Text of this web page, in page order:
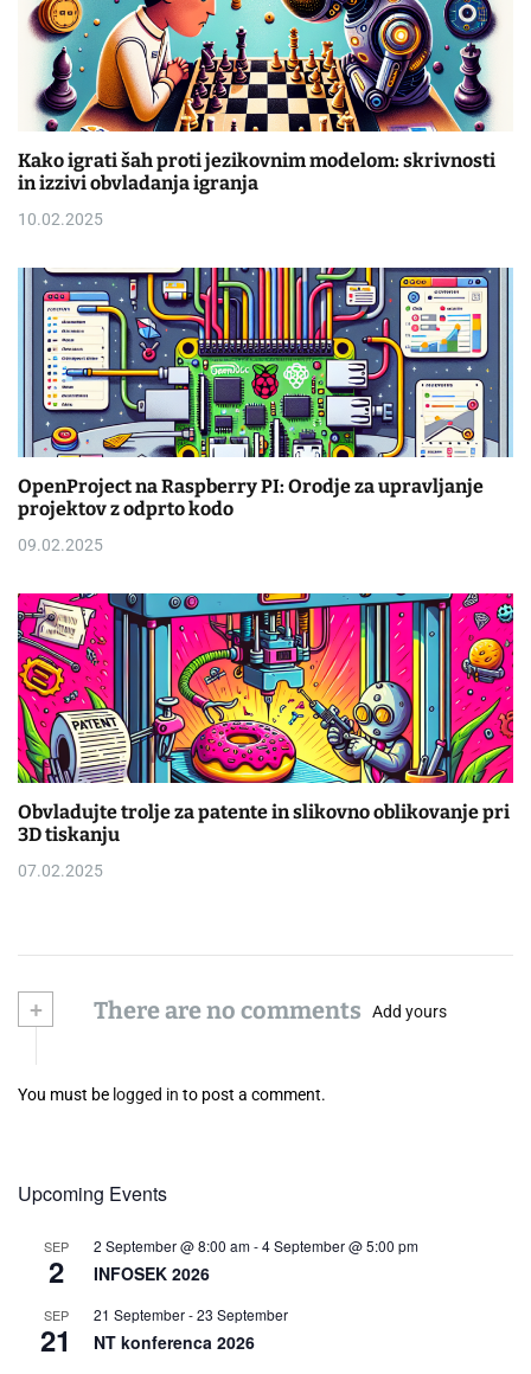
Kako igrati šah proti jezikovnim modelom: skrivnosti
in izzivi obvladanja igranja
10.02.2025
OpenProject na Raspberry PI: Orodje za upravljanje
projektov z odprto kodo
09.02.2025
Obvladujte trolje za patente in slikovno oblikovanje pri
3D tiskanju
07.02.2025
+ There are no comments Add yours
You must be logged in to post a comment.
Upcoming Events
SEP
2
2 September @ 8:00 am-4 September @ 5:00 pm
INFOSEK 2026
SEP
21
21 September-23 September
NT konferenca 2026